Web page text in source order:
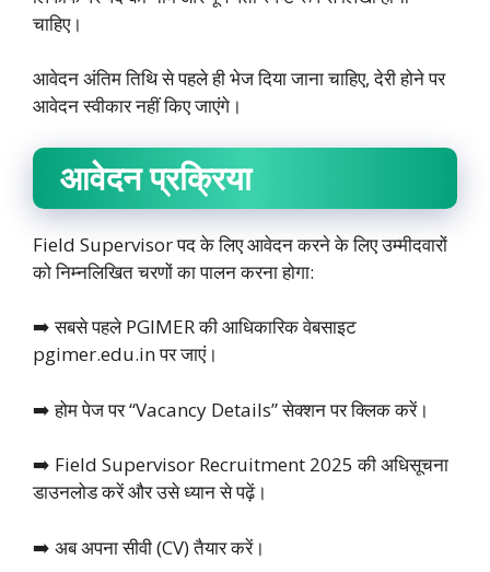
चाहिए।
आवेदन अंतिम तिथि से पहले ही भेज दिया जाना चाहिए, देरी होने पर
आवेदन स्वीकार नहीं किए जाएंगे।
आवेदन प्रक्रिया
Field Supervisor पद के लिए आवेदन करने के लिए उम्मीदवारों
को निम्नलिखित चरणों का पालन करना होगा:
➡️ सबसे पहले PGIMER की आधिकारिक वेबसाइट
pgimer.edu.in पर जाएं।
➡️ होम पेज पर “Vacancy Details” सेक्शन पर क्लिक करें।
➡️ Field Supervisor Recruitment 2025 की अधिसूचना
डाउनलोड करें और उसे ध्यान से पढ़ें।
➡️ अब अपना सीवी (CV) तैयार करें।